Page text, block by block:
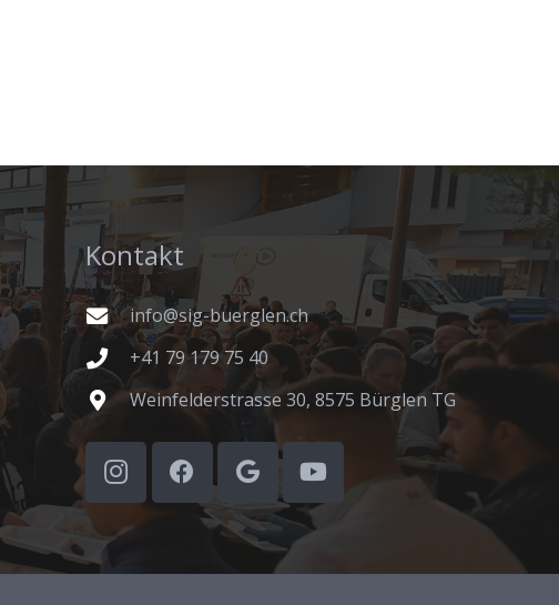
Kontakt
info@sig-buerglen.ch
+41 79 179 75 40
Weinfelderstrasse 30, 8575 Bürglen TG